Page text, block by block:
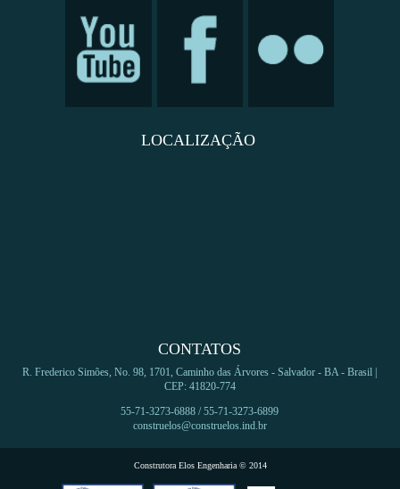
CONTATOS
R. Frederico Simões, No. 98, 1701, Caminho das Árvores - Salvador - BA - Brasil |
CEP: 41820-774
55-71-3273-6888 / 55-71-3273-6899
construelos@construelos.ind.br
LOCALIZAÇÃO
Construtora Elos Engenharia © 2014